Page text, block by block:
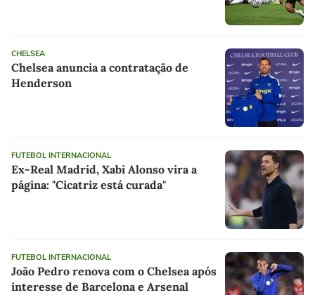
CHELSEA
Chelsea anuncia a contratação de
Henderson
FUTEBOL INTERNACIONAL
Ex-Real Madrid, Xabi Alonso vira a
página: "Cicatriz está curada"
FUTEBOL INTERNACIONAL
João Pedro renova com o Chelsea após
interesse de Barcelona e Arsenal